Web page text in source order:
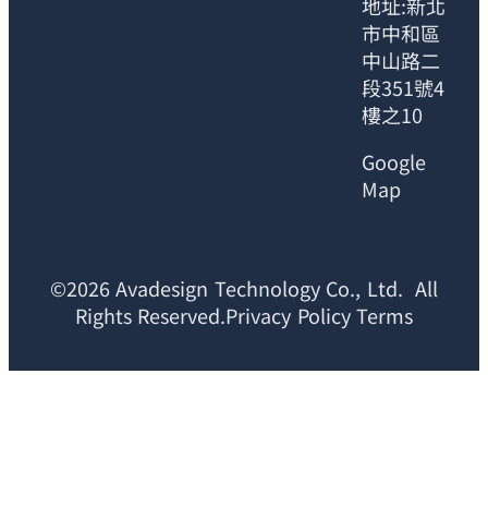
地址:新北
市中和區
中山路二
段351號4
樓之10
Google
Map
©2026 Avadesign Technology Co., Ltd. All
Rights Reserved.Privacy Policy Terms